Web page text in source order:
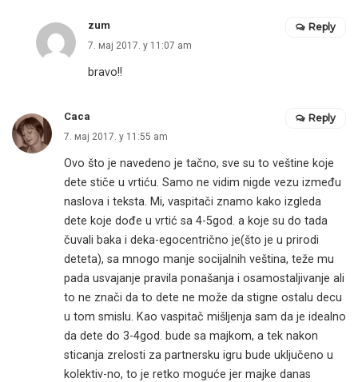
zum
7. мај 2017. у 11:07 am
bravo!!
Reply
Caca
7. мај 2017. у 11:55 am
Ovo što je navedeno je tačno, sve su to veštine koje
dete stiče u vrtiću. Samo ne vidim nigde vezu između
naslova i teksta. Mi, vaspitači znamo kako izgleda
dete koje dođe u vrtić sa 4-5god. a koje su do tada
čuvali baka i deka-egocentrično je(što je u prirodi
deteta), sa mnogo manje socijalnih veština, teže mu
pada usvajanje pravila ponašanja i osamostaljivanje ali
to ne znači da to dete ne može da stigne ostalu decu
u tom smislu. Kao vaspitač mišljenja sam da je idealno
da dete do 3-4god. bude sa majkom, a tek nakon
sticanja zrelosti za partnersku igru bude uključeno u
kolektiv-no, to je retko moguće jer majke danas
Reply